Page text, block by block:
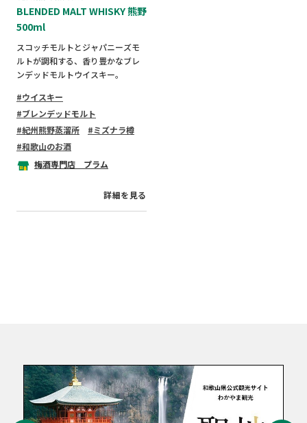
BLENDED MALT WHISKY 熊野
500ml
スコッチモルトとジャパニーズモ
ルトが調和する、香り豊かなブレ
ンデッドモルトウイスキー。
ウイスキー
ブレンデッドモルト
紀州熊野蒸溜所
ミズナラ樽
和歌山のお酒
梅酒専門店 プラム
詳細を見る